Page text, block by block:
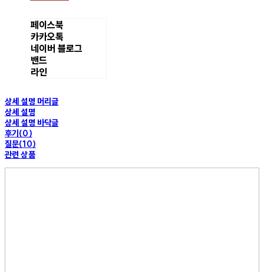
페이스북
카카오톡
네이버 블로그
밴드
라인
상세 설명 머리글
상세 설명
상세 설명 바닥글
후기(0)
질문(10)
관련 상품